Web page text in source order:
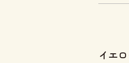
イエ